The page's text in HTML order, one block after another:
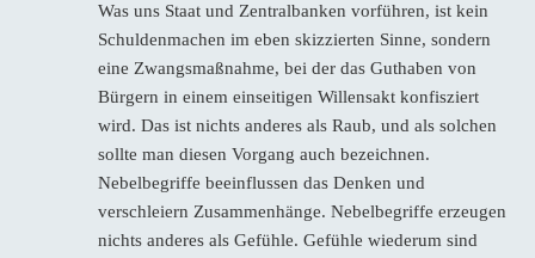
Was uns Staat und Zentralbanken vorführen, ist kein
Schuldenmachen im eben skizzierten Sinne, sondern
eine Zwangsmaßnahme, bei der das Guthaben von
Bürgern in einem einseitigen Willensakt konfisziert
wird. Das ist nichts anderes als Raub, und als solchen
sollte man diesen Vorgang auch bezeichnen.
Nebelbegriffe beeinflussen das Denken und
verschleiern Zusammenhänge. Nebelbegriffe erzeugen
nichts anderes als Gefühle. Gefühle wiederum sind